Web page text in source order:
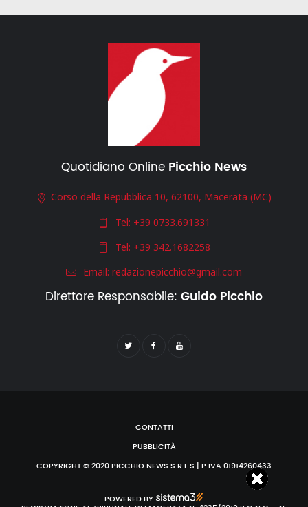
Quotidiano Online Picchio News
Corso della Repubblica 10, 62100, Macerata (MC)
Tel: +39 0733.691331
Tel: +39 342.1682258
Email: redazionepicchio@gmail.com
Direttore Responsabile: Guido Picchio
CONTATTI
PUBBLICITÀ
COPYRIGHT © 2020 PICCHIO NEWS S.R.L.S | P.IVA 01914260433
POWERED BY